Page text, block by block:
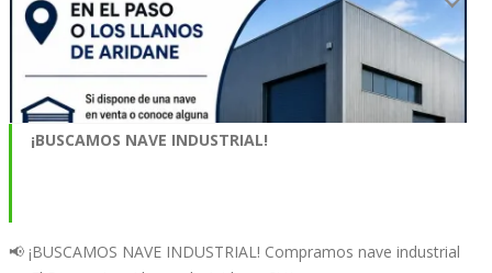
¡BUSCAMOS NAVE INDUSTRIAL!
📢 ¡BUSCAMOS NAVE INDUSTRIAL! Compramos nave industrial